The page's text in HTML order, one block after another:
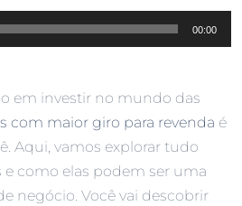
00:00
em investir no mundo das
com maior giro para revenda é
Aqui, vamos explorar tudo
e como elas podem ser uma
negócio. Você vai descobrir